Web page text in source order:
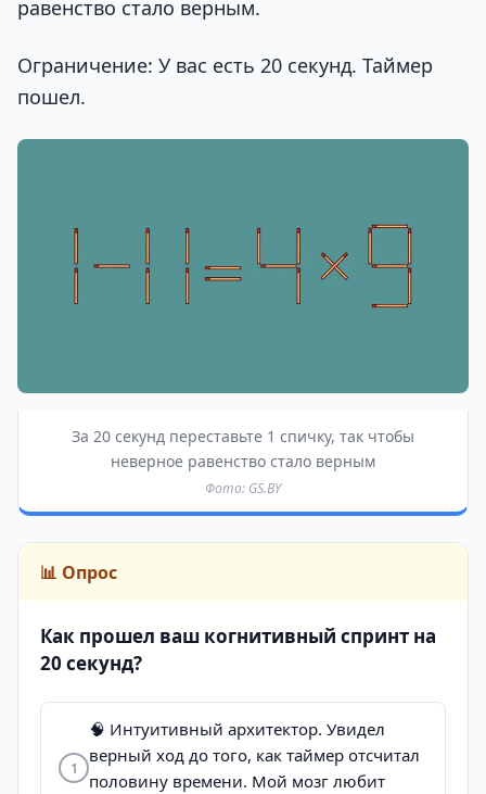
равенство стало верным.
Ограничение: У вас есть 20 секунд. Таймер
пошел.
За 20 секунд переставьте 1 спичку, так чтобы
неверное равенство стало верным
Фото: GS.BY
📊 Опрос
Как прошел ваш когнитивный спринт на
20 секунд?
1
🧠 Интуитивный архитектор. Увидел
верный ход до того, как таймер отсчитал
половину времени. Мой мозг любит